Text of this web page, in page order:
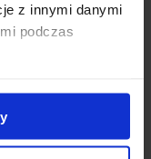
z innymi danymi
podczas